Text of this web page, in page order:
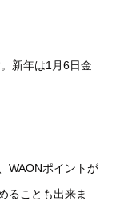
新年は1月6日金
WAONポイントが
ることも出来ま